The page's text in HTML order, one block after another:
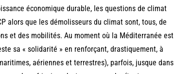
économique durable, les questions de climat
alors que les démolisseurs du climat sont, tous, de
et des mobilités. Au moment où la Méditerranée est
sa « solidarité » en renforçant, drastiquement, à
aériennes et terrestres), parfois, jusque dans